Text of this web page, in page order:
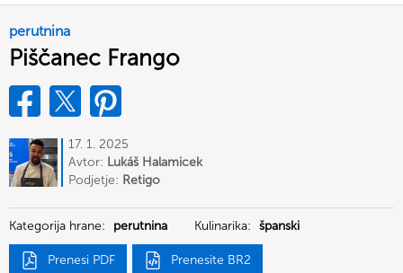
perutnina
Piščanec Frango
17. 1. 2025
Avtor: Lukáš Halamicek
Podjetje: Retigo
Kategorija hrane: perutnina Kulinarika: španski
Prenesi PDF Prenesite BR2